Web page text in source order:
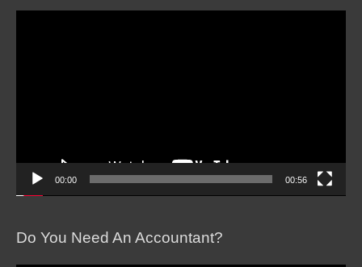
00:00 00:56
Do You Need An Accountant?